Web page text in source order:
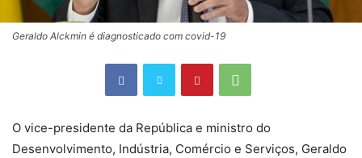
Geraldo Alckmin é diagnosticado com covid-19
O vice-presidente da República e ministro do
Desenvolvimento, Indústria, Comércio e Serviços, Geraldo